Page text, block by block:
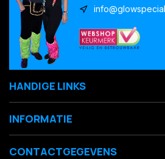
HANDIGE LINKS
INFORMATIE
CONTACTGEGEVENS